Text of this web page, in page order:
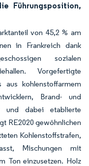
Führungsposition,
von 45,2 % am
in Frankreich dank
sozialen
Vorgefertigte
aus kohlenstoffarmem
Brand- und
und dabei etablierte
RE2020 gewöhnlichen
Kohlenstoffstrafen,
Mischungen mit
Ton einzusetzen. Holz